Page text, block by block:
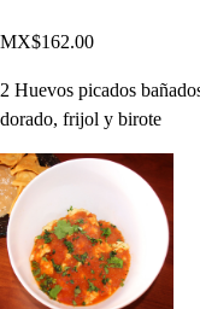
MX$162.00
2 Huevos picados
dorado, frijol y birote